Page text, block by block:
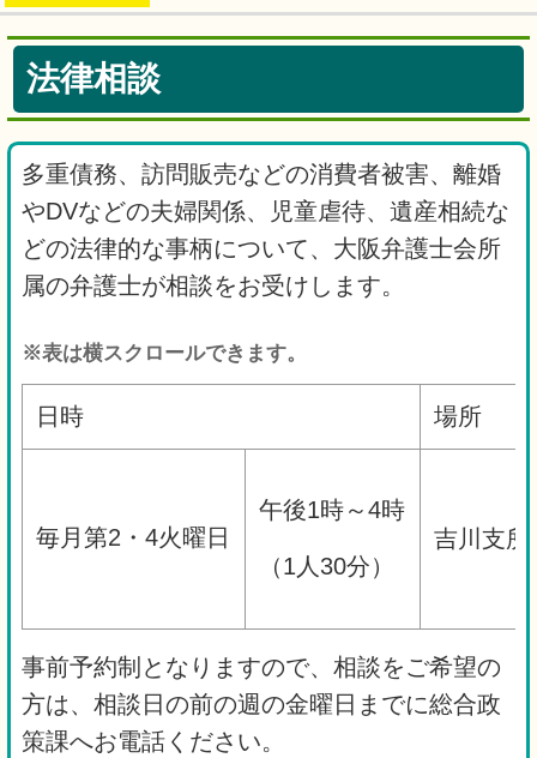
法律相談
多重債務、訪問販売などの消費者被害、離婚
やDVなどの夫婦関係、児童虐待、遺産相続な
どの法律的な事柄について、大阪弁護士会所
属の弁護士が相談をお受けします。
※表は横スクロールできます。
日時 場所
毎月第2・4火曜日
午後1時～4時
（1人30分）
吉川支所
事前予約制となりますので、相談をご希望の
方は、相談日の前の週の金曜日までに総合政
策課へお電話ください。